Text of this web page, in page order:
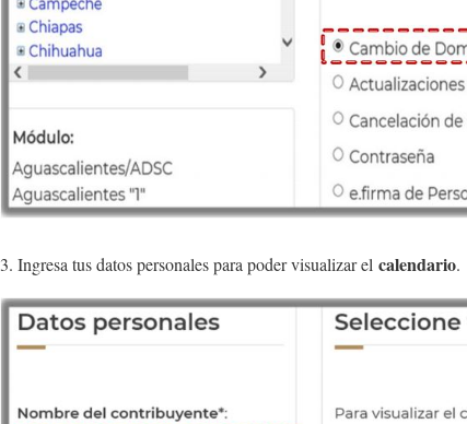
3. Ingresa tus datos personales para poder visualizar el calendario.